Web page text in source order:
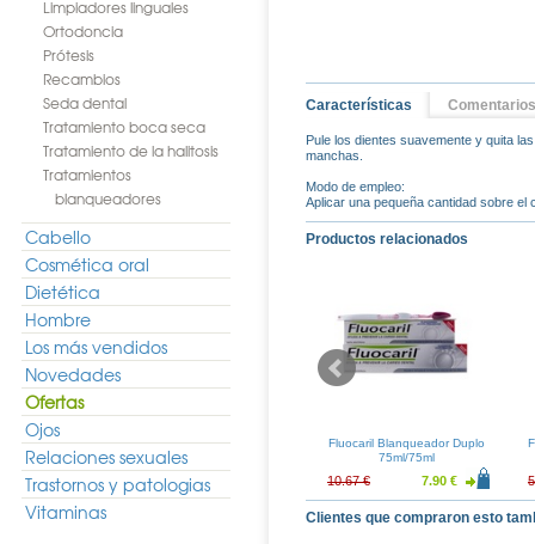
Limpiadores linguales
Ortodoncia
Prótesis
Recambios
Seda dental
Tratamiento boca seca
Tratamiento de la halitosis
Tratamientos
blanqueadores
Cabello
Cosmética oral
Dietética
Hombre
Los más vendidos
Novedades
Ofertas
Ojos
Relaciones sexuales
Trastornos y patologias
Vitaminas
Características Comentarios
Pule los dientes suavemente y quita
manchas.
Modo de empleo:
Aplicar una pequeña cantidad sobre el
Productos relacionados
Colutorio
3.75 €
Fluocaril Kids Vuelta al Cole
8.45 €
Fluocaril Blanqueador Duplo
75ml/75ml
10.67 € 7.90 €
Clientes que compraron esto